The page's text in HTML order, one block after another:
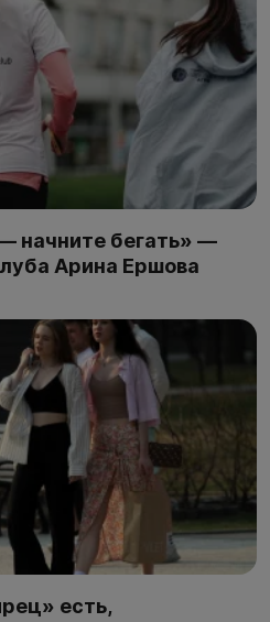
начните бегать» —
Арина Ершова
есть,